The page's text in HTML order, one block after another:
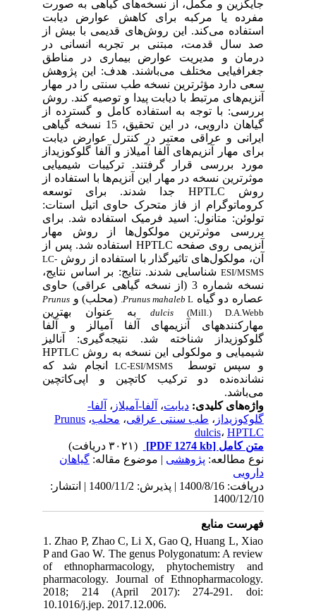
جایگزین و مکمل، از نسخه‌های گیاهی به صورت
مفرده یا مرکبه برای کاهش عوارض دیابت
استفاده می‌کند. این روش‌های قدیمی با بیش از
صد سال قدمت، مبتنی بر تجربه انسانی در
درمان و مدیریت عوارض بیماری در مناطق
جغرافیایی مختلف می‌باشند. هدف: این پژوهش
سعی دارد مؤثرترین نسخه طب سنتی را در مهار
آنزیم‌های مرتبط با دیابت پیدا و توصیه کند. روش
بررسی: با توجه به استفاده کامل و گسترده از
گیاهان دارویی، در این تحقیق، 15 نسخه گیاهی
ایرانی و عراقی معتبر در کنترل عوارض دیابت
برای مهار آنزیم‌های آلفا آمیلاز و آلفا گلوکوزیداز
مورد بررسی قرار گرفتند. ترکیبات شیمیایی
موثرترین نسخه در مهار این آنزیم‌ها با استفاده از
روش HPTLC جدا شدند. برای توسعه
کروماتوگرام از فاز متحرک حاوی اتیل استات:
تولوئن: متانول: اسید فرمیک استفاده شد. برای
بررسی موثرترین مولکول‌ها از روش مهار
آنزیمی روی صفحه HPTLC استفاده شد. پس از
آن، مولکول‌های تاثیرگذار با استفاده از روشLC-
ESI/MSMS شناسایی شدند. نتایج: بر اساس نتایج،
نسخه شماره 3 (از نسخه گیاهی عراقی) حاوی
عصاره دو گیاه
Prunus mahalebL. (محلب) وPrunus
dulcis(Mill.) D.A.Webb
به عنوان بهترین
مهارکنندههای آنزیمهای آلفا آمیالز و آلفا
گلوکوزیداز شناخته شد. نتیجه‌گیری: آنالیز
شیمیایی و مولکولی این نسخه به روش HPTLC
و سپس توسطLC-ESI/MSMSانجام شد که
نشانده‌نده دو ترکیب کاتچین و اپی‌کاتچین
می‌باشد.
واژه‌های کلیدی:دیابت،آلفا-آمیلاز،آلفا-
گلوکوزیداز ،طب سنتی عراقی ،محلب،Prunus
dulcis،HPTLC
متن کامل[PDF 1274 kb]
(۳۰۲۱ دریافت)
نوع مطالعه:پژوهشی| موضوع مقاله:گياهان
دارویی
دریافت: 1400/8/16 | پذیرش: 1400/11/2 | انتشار:
1400/12/10
فهرست منابع
1. Zhao P, Zhao C, Li X, Gao Q, Huang L, Xiao
P and Gao W. The genus Polygonatum: A review
of ethnopharmacology, phytochemistry and
pharmacology. Journal of Ethnopharmacology.
2018; 214 (April 2017): 274-291. doi:
10.1016/j.jep. 2017.12.006.